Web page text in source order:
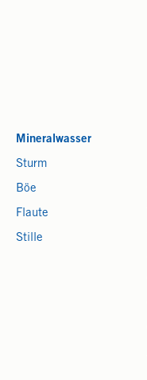
Mineralwasser
Sturm
Böe
Flaute
Stille